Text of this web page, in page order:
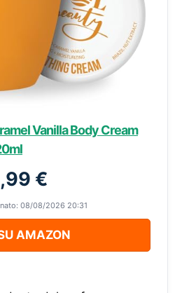
Vanilla Body Cream
€
08/08/2026 20:31
AMAZON